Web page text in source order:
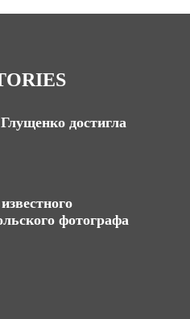
достигла
фотографа